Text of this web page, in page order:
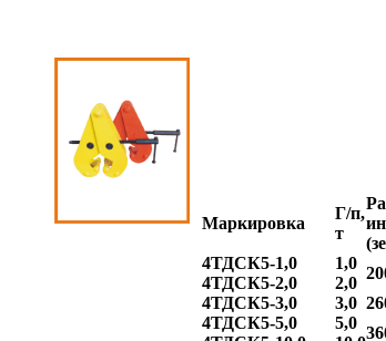
Маркировка
Г/п,
т
4ТДСК5-1,0
1,0
4ТДСК5-2,0
2,0
4ТДСК5-3,0
3,0
4ТДСК5-5,0
5,0